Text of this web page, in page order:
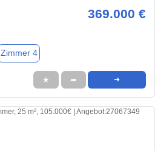
369.000 €
Zimmer 4
★ ➦ ➜